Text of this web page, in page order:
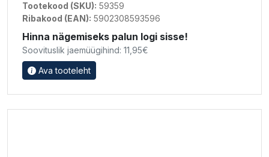
Tootekood (SKU): 59359
Ribakood (EAN): 5902308593596
Hinna nägemiseks palun logi sisse!
Soovituslik jaemüügihind: 11,95€
Ava tooteleht